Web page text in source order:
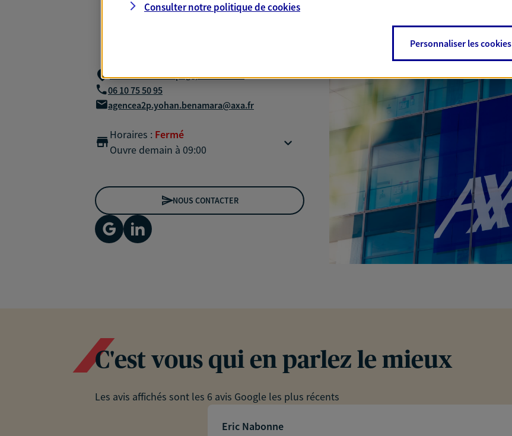
1 Rue Bastien Lepage,75016 Paris
06 10 75 50 95
agencea2p.yohan.benamara@axa.fr
Horaires : Fermé
Ouvre demain à 09:00
NOUS CONTACTER
C'est vous qui en parlez le mieux
Les avis affichés sont les 6 avis Google les plus récents
Eric Nabonne
Consulter notre politique decookies
Personnaliser les cookies